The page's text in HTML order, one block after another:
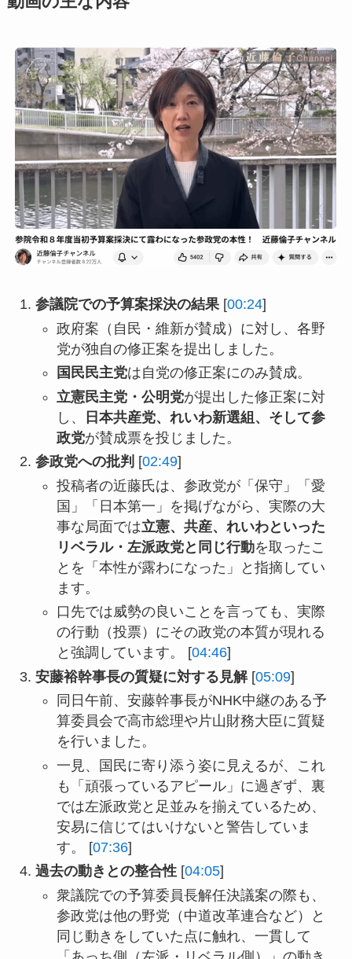
参議院での予算案採決の結果[00:24]
政府案（自民・維新が賛成）に対し、各野
党が独自の修正案を提出しました。
国民民主党は自党の修正案にのみ賛成。
立憲民主党・公明党が提出した修正案に対
し、
日本共産党、れいわ新選組、そして参
政党が賛成票を投じました。
参政党への批判 [02:49]
投稿者の近藤氏は、参政党が「保守」「愛
国」「日本第一」を掲げながら、実際の大
事な局面では立憲、共産、れいわといった
リベラル・左派政党と同じ行動を取ったこ
とを「本性が露わになった」と指摘してい
ます。
口先では威勢の良いことを言っても、実際
の行動（投票）にその政党の本質が現れる
と強調しています。 [04:46]
安藤裕幹事長の質疑に対する見解[05:09]
同日午前、安藤幹事長がNHK中継のある予
算委員会で高市総理や片山財務大臣に質疑
を行いました。
一見、国民に寄り添う姿に見えるが、これ
も「頑張っているアピール」に過ぎず、裏
では左派政党と足並みを揃えているため、
安易に信じてはいけないと警告していま
す。 [07:36]
過去の動きとの整合性[04:05]
衆議院での予算委員長解任決議案の際も、
参政党は他の野党（中道改革連合など）と
同じ動きをしていた点に触れ、一貫して